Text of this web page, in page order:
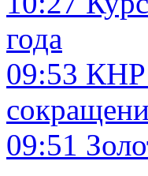
года
09:53 КНР
09:51